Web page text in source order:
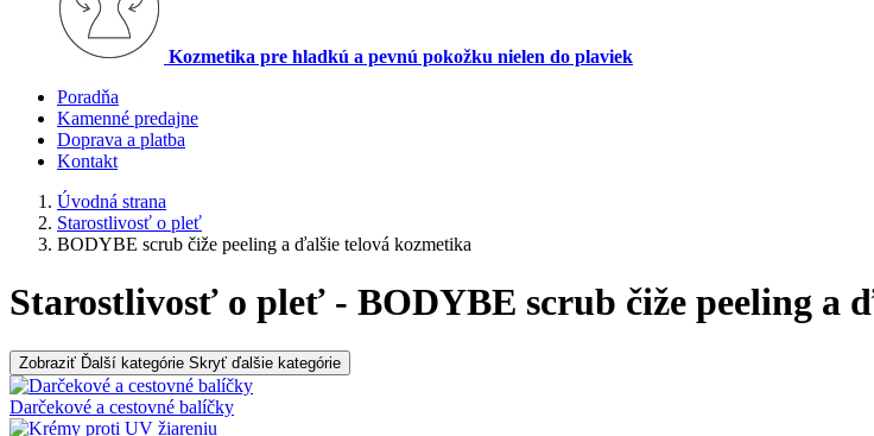
Kozmetika pre hladkú a pevnú pokožku nielen do plaviek
Poradňa
Kamenné predajne
Doprava a platba
Kontakt
Úvodná strana
Starostlivosť o pleť
BODYBE scrub čiže peeling a ďalšie telová kozmetika
Starostlivosť o pleť - BODYBE scrub čiže peeling a
Zobraziť Ďalší kategórie Skryť ďalšie kategórie
Darčekové a cestovné balíčky